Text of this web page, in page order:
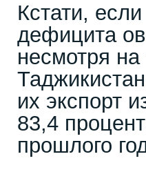
Кстати,
дефицита
несмотря
их экспорт
83,4
прошлого